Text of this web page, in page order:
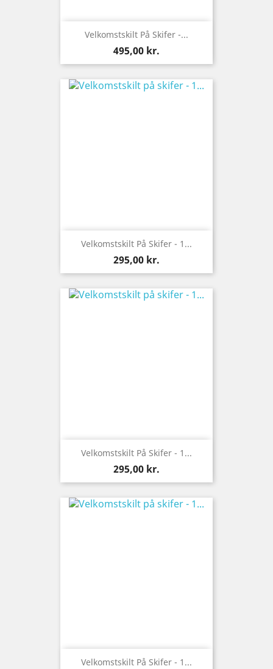
Velkomstskilt På Skifer -...
Pris
495,00 kr.
Velkomstskilt På Skifer - 1...
Pris
295,00 kr.
Velkomstskilt På Skifer - 1...
Pris
295,00 kr.
Velkomstskilt På Skifer - 1...